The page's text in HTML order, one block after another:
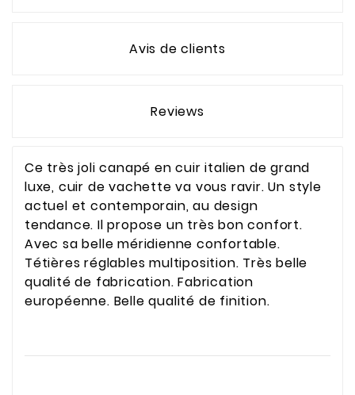
Avis de clients
Reviews
Ce très joli canapé en cuir italien de grand
luxe, cuir de vachette va vous ravir. Un style
actuel et contemporain, au design
tendance. Il propose un très bon confort.
Avec sa belle méridienne confortable.
Tétières réglables multiposition. Très belle
qualité de fabrication. Fabrication
européenne. Belle qualité de finition.